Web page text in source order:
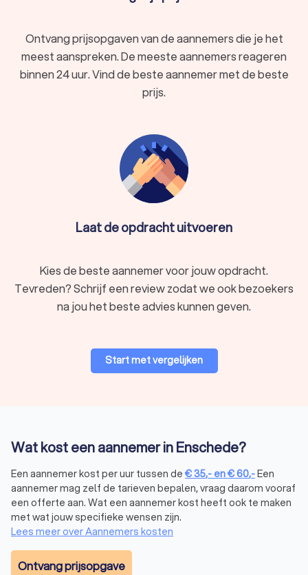
Ontvang prijsopgaven van de aannemers die je het
meest aanspreken. De meeste aannemers reageren
binnen 24 uur. Vind de beste aannemer met de beste
prijs.
Laat de opdracht uitvoeren
Kies de beste aannemer voor jouw opdracht.
Tevreden? Schrijf een review zodat we ook bezoekers
na jou het beste advies kunnen geven.
Start met vergelijken
Wat kost een aannemer in Enschede?
Een aannemer kost per uur tussen de €35,- en€60,-Een
aannemer mag zelf de tarieven bepalen, vraag daarom vooraf
een offerte aan. Wat een aannemer kost heeft ook te maken
met wat jouw specifieke wensen zijn.
Lees meer over Aannemers kosten
Ontvang prijsopgave